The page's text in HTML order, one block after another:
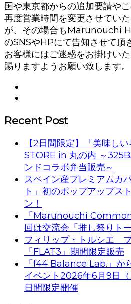
国や東京都からの追加要請や
再度営業時間を変更させてい
が、その場合もMarunouchi
のSNSやHPにて告知させて頂
お客様にはご迷惑をお掛けい
賜りますようお願い致します。
Recent Post
【2日間限定】「美味し
STORE in 丸の内 ～
ンドコラボ弁当販売～
スペイン産プレミアムカ
ト」初のポップアップス
ン！
「Marunouchi
回は交流会「推し祭りト
フィリップ・トルシエ
「FLAT3」期間限定販売
「f44 Balance Lab.」か
イベント2026年6月9日（
日間限定開催